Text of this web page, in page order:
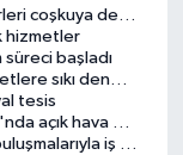
devam ediyor
hizmetler
başladı
sıkı denetim
tesis
sinema keyfi
iş imkanı